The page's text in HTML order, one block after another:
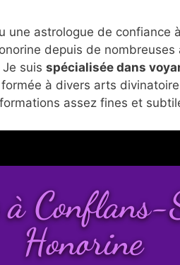
une astrologue de confiance
depuis de nombreuses
suis spécialisée dans
à divers arts
assez fines et
à
Honorine